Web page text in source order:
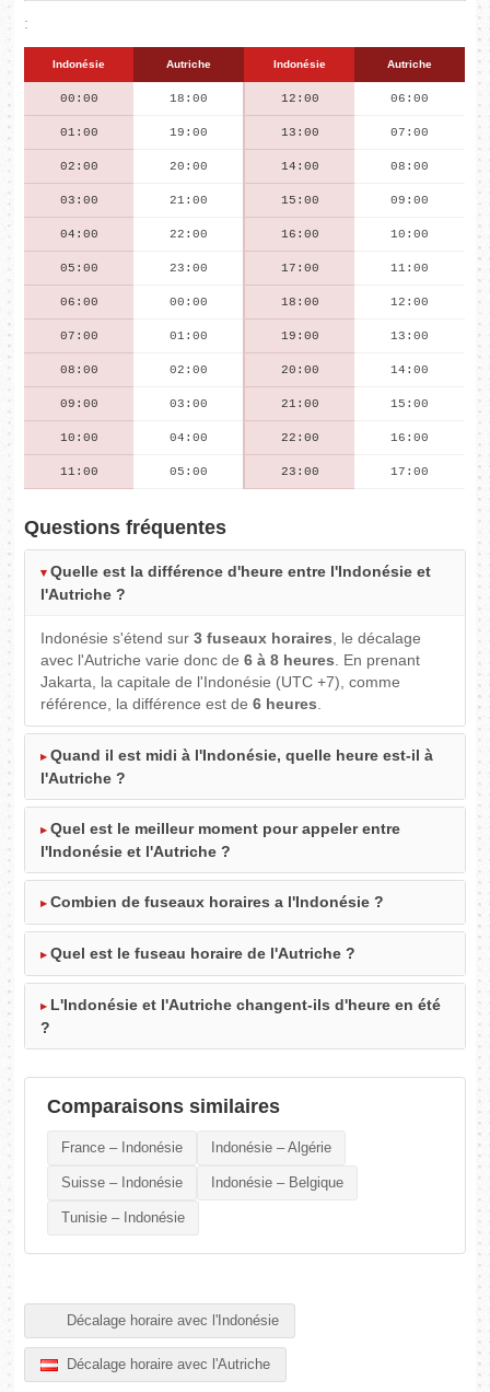
:
Indonésie Autriche Indonésie Autriche
00:00 18:00 12:00 06:00
01:00 19:00 13:00 07:00
02:00 20:00 14:00 08:00
03:00 21:00 15:00 09:00
04:00 22:00 16:00 10:00
05:00 23:00 17:00 11:00
06:00 00:00 18:00 12:00
07:00 01:00 19:00 13:00
08:00 02:00 20:00 14:00
09:00 03:00 21:00 15:00
10:00 04:00 22:00 16:00
11:00 05:00 23:00 17:00
Questions fréquentes
Quelle est la différence d'heure entre l'Indonésie et
l'Autriche ?
Indonésie s'étend sur3 fuseaux horaires, le décalage
avec l'Autriche varie donc de6 à 8 heures. En prenant
Jakarta, la capitale de l'Indonésie (UTC +7), comme
référence, la différence est de6 heures.
Quand il est midi à l'Indonésie, quelle heure est-il à
l'Autriche ?
Quel est le meilleur moment pour appeler entre
l'Indonésie et l'Autriche ?
Combien de fuseaux horaires a l'Indonésie ?
Quel est le fuseau horaire de l'Autriche ?
L'Indonésie et l'Autriche changent-ils d'heure en été
?
Comparaisons similaires
France – Indonésie Indonésie – Algérie
Suisse – Indonésie Indonésie – Belgique
Tunisie – Indonésie
Décalage horaire avec l'Indonésie
Décalage horaire avec l'Autriche